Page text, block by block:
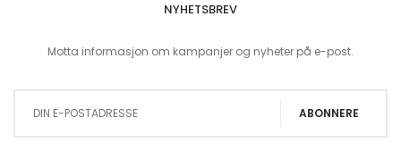
NYHETSBREV
Motta informasjon om kampanjer og nyheter på e-post.
ABONNERE